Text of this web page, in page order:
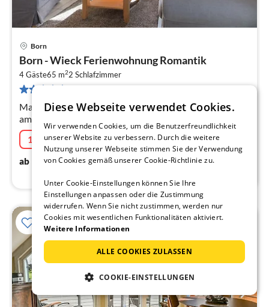
Born
Born - Wieck Ferienwohnung Romantik
4 Gäste65 m22 Schlafzimmer
3 Bewertungen
Maisonette-Wohnung Romantik im Erholungsort Born
am Darß
10% Aktion
06.08.2026 - 30.10.2026
ab
75€ / Nacht
Diese Webseite verwendet Cookies.
Wir verwenden Cookies, um die Benutzerfreundlichkeit
unserer Website zu verbessern. Durch die weitere
Nutzung unserer Webseite stimmen Sie der Verwendung
von Cookies gemäß unserer Cookie-Richtlinie zu.
Unter Cookie-Einstellungen können Sie Ihre
Einstellungen anpassen oder die Zustimmung
widerrufen. Wenn Sie nicht zustimmen, werden nur
Cookies mit wesentlichen Funktionalitäten aktiviert.
Weitere Informationen
ALLE COOKIES ZULASSEN
COOKIE-EINSTELLUNGEN